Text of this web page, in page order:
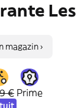
magazin ›
€ Prime